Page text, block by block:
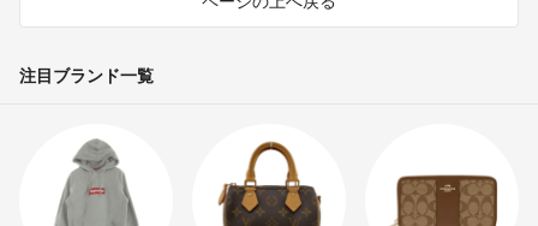
注目ブランド一覧